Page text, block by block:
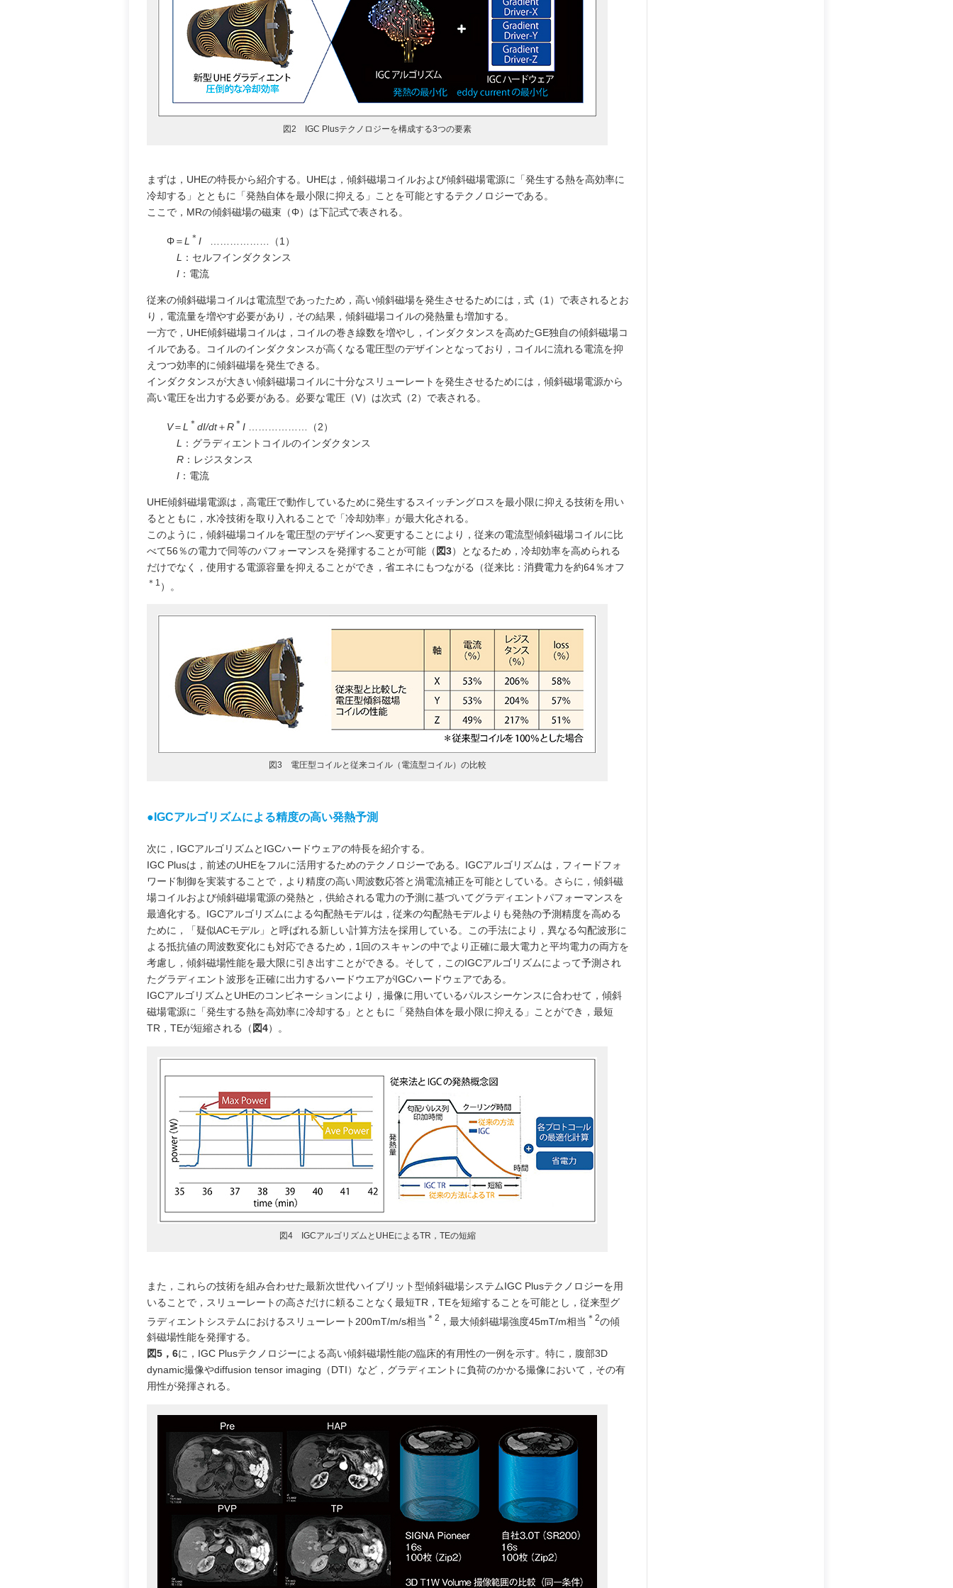
図2 IGC Plusテクノロジーを構成する3つの要素
まずは，UHEの特長から紹介する。UHEは，傾斜磁場コイルおよび傾斜磁場電源に「発生する熱を高効率に
冷却する」とともに「発熱自体を最小限に抑える」ことを可能とするテクノロジーである。
ここで，MRの傾斜磁場の磁束（Φ）は下記式で表される。
Φ＝L ＊ I
………………（1）
L
：セルフインダクタンス
I ：電流
従来の傾斜磁場コイルは電流型であったため，高い傾斜磁場を発生させるためには，式（1）で表されるとお
り，電流量を増やす必要があり，その結果，傾斜磁場コイルの発熱量も増加する。
一方で，UHE傾斜磁場コイルは，コイルの巻き線数を増やし，インダクタンスを高めたGE独自の傾斜磁場コ
イルである。コイルのインダクタンスが高くなる電圧型のデザインとなっており，コイルに流れる電流を抑
えつつ効率的に傾斜磁場を発生できる。
インダクタンスが大きい傾斜磁場コイルに十分なスリューレートを発生させるためには，傾斜磁場電源から
高い電圧を出力する必要がある。必要な電圧（V）は次式（2）で表される。
V＝L ＊ dI/dt＋R ＊ I ………………（2）
L
：グラディエントコイルのインダクタンス
R ：レジスタンス
I ：電流
UHE傾斜磁場電源は，高電圧で動作しているために発生するスイッチングロスを最小限に抑える技術を用い
るとともに，水冷技術を取り入れることで「冷却効率」が最大化される。
このように，傾斜磁場コイルを電圧型のデザインへ変更することにより，従来の電流型傾斜磁場コイルに比
べて56％の電力で同等のパフォーマンスを発揮することが可能（ 図3）となるため，冷却効率を高められる
だけでなく，使用する電源容量を抑えることができ，省エネにもつながる（従来比：消費電力を約64％オフ
＊1 ）。
図3 電圧型コイルと従来コイル（電流型コイル）の比較
●IGCアルゴリズムによる精度の高い発熱予測
次に，IGCアルゴリズムとIGCハードウェアの特長を紹介する。
IGC Plusは，前述のUHEをフルに活用するためのテクノロジーである。IGCアルゴリズムは，フィードフォ
ワード制御を実装することで，より精度の高い周波数応答と渦電流補正を可能としている。さらに，傾斜磁
場コイルおよび傾斜磁場電源の発熱と，供給される電力の予測に基づいてグラディエントパフォーマンスを
最適化する。IGCアルゴリズムによる勾配熱モデルは，従来の勾配熱モデルよりも発熱の予測精度を高める
ために，「疑似ACモデル」と呼ばれる新しい計算方法を採用している。この手法により，異なる勾配波形に
よる抵抗値の周波数変化にも対応できるため，1回のスキャンの中でより正確に最大電力と平均電力の両方を
考慮し，傾斜磁場性能を最大限に引き出すことができる。そして，このIGCアルゴリズムによって予測され
たグラディエント波形を正確に出力するハードウエアがIGCハードウェアである。
IGCアルゴリズムとUHEのコンビネーションにより，撮像に用いているパルスシーケンスに合わせて，傾斜
磁場電源に「発生する熱を高効率に冷却する」とともに「発熱自体を最小限に抑える」ことができ，最短
TR，TEが短縮される（図4）。
図4 IGCアルゴリズムとUHEによるTR，TEの短縮
また，これらの技術を組み合わせた最新次世代ハイブリット型傾斜磁場システムIGC Plusテクノロジーを用
いることで，スリューレートの高さだけに頼ることなく最短TR，TEを短縮することを可能とし，従来型グ
ラディエントシステムにおけるスリューレート200mT/m/s相当 ＊2 ，最大傾斜磁場強度45mT/m相当 ＊2の傾
斜磁場性能を発揮する。
図5，6に，IGC Plusテクノロジーによる高い傾斜磁場性能の臨床的有用性の一例を示す。特に，腹部3D
dynamic撮像やdiffusion tensor imaging（DTI）など，グラディエントに負荷のかかる撮像において，その有
用性が発揮される。